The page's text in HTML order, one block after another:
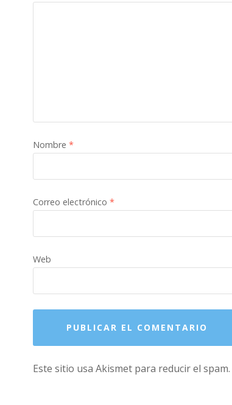
Nombre *
Correo electrónico *
Web
Este sitio usa Akismet para reducir el spam.